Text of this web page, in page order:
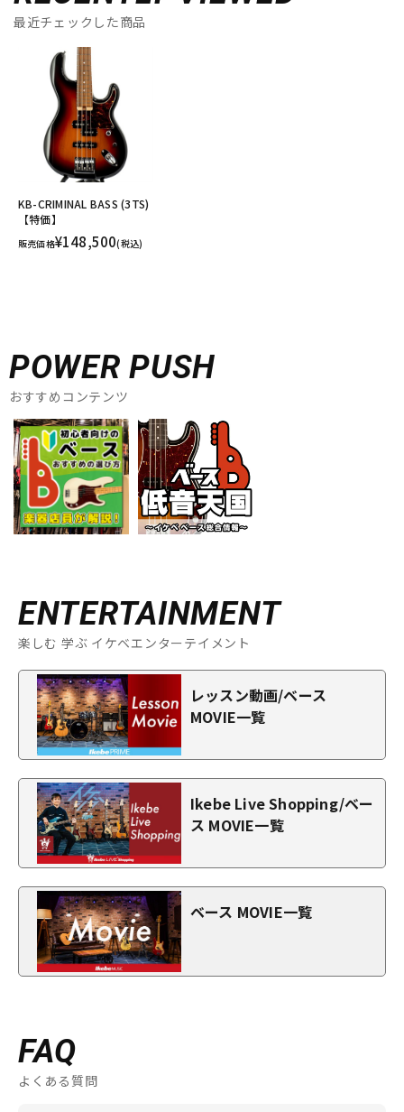
最近チェックした商品
KB-CRIMINAL BASS (3TS)
【特価】
販売価格¥148,500(税込)
POWER PUSH
おすすめコンテンツ
ENTERTAINMENT
楽しむ 学ぶ イケベエンターテイメント
レッスン動画/ベース
MOVIE一覧
Ikebe Live Shopping/ベー
ス MOVIE一覧
ベース MOVIE一覧
FAQ
よくある質問